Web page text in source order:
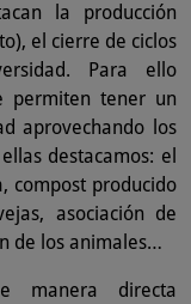
la producción
el cierre de ciclos
Para ello
permiten tener un
aprovechando los
destacamos: el
compost producido
asociación de
de los animales…
manera directa